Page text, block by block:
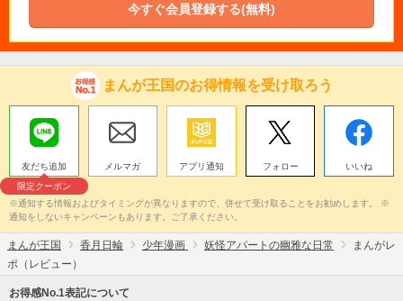
今すぐ会員登録する(無料)
まんが王国のお得情報を受け取ろう
友だち追加
限定クーポン
メルマガ アプリ通知 フォロー いいね
※通知する情報およびタイミングが異なりますので、併せて受け取ることをお勧めします。 ※
通知をしないキャンペーンもあります。ご了承ください。
まんが王国 香月日輪 少年漫画 妖怪アパートの幽雅な日常
まんがレ
ポ（レビュー）
お得感No.1表記について